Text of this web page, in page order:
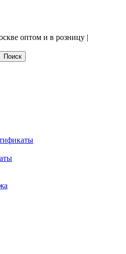
оптом и в розницу |
Поиск